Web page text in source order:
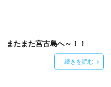
またまた宮古島へ～！！
続きを読む